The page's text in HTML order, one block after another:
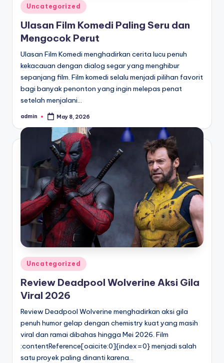
Posted
in
Uncategorized
Ulasan Film Komedi Paling Seru dan
Mengocok Perut
Ulasan Film Komedi menghadirkan cerita lucu penuh
kekacauan dengan dialog segar yang menghibur
sepanjang film. Film komedi selalu menjadi pilihan favorit
bagi banyak penonton yang ingin melepas penat
setelah menjalani…
Posted
admin May 8, 2026
Posted
in
Uncategorized
Review Deadpool Wolverine Aksi Gila
Viral 2026
Review Deadpool Wolverine menghadirkan aksi gila
penuh humor gelap dengan chemistry kuat yang masih
viral dan ramai dibahas hingga Mei 2026. Film
:contentReference[oaicite:0]{index=0} menjadi salah
satu proyek paling dinanti karena…